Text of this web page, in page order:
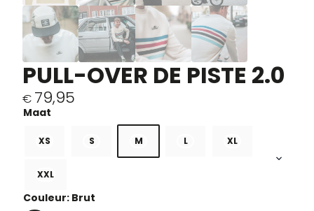
PULL-OVER DE PISTE 2.0
€ 79,95
XS S M L XL
XXL
Couleur: Brut